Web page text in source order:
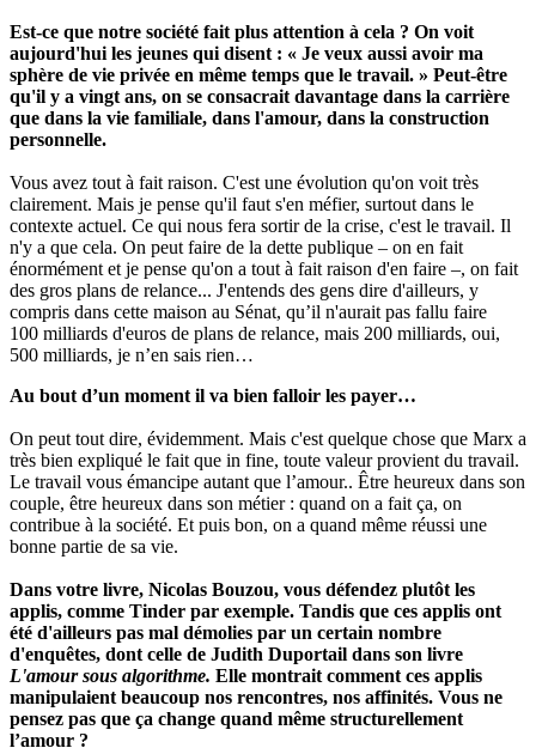
Est-ce que notre société fait plus attention à cela ? On voit
aujourd'hui les jeunes qui disent : « Je veux aussi avoir ma
sphère de vie privée en même temps que le travail. » Peut-être
qu'il y a vingt ans, on se consacrait davantage dans la carrière
que dans la vie familiale, dans l'amour, dans la construction
personnelle.
Vous avez tout à fait raison. C'est une évolution qu'on voit très
clairement. Mais je pense qu'il faut s'en méfier, surtout dans le
contexte actuel. Ce qui nous fera sortir de la crise, c'est le travail. Il
n'y a que cela. On peut faire de la dette publique – on en fait
énormément et je pense qu'on a tout à fait raison d'en faire –, on fait
des gros plans de relance... J'entends des gens dire d'ailleurs, y
compris dans cette maison au Sénat, qu’il n'aurait pas fallu faire
100 milliards d'euros de plans de relance, mais 200 milliards, oui,
500 milliards, je n’en sais rien…
Au bout d’un moment il va bien falloir les payer…
On peut tout dire, évidemment. Mais c'est quelque chose que Marx a
très bien expliqué le fait que in fine, toute valeur provient du travail.
Le travail vous émancipe autant que l’amour.. Être heureux dans son
couple, être heureux dans son métier : quand on a fait ça, on
contribue à la société. Et puis bon, on a quand même réussi une
bonne partie de sa vie.
Dans votre livre, Nicolas Bouzou, vous défendez plutôt les
applis, comme Tinder par exemple. Tandis que ces applis ont
été d'ailleurs pas mal démolies par un certain nombre
d'enquêtes, dont celle de Judith Duportail dans son livre
L'amour sous algorithme. Elle montrait comment ces applis
manipulaient beaucoup nos rencontres, nos affinités. Vous ne
pensez pas que ça change quand même structurellement
l’amour ?